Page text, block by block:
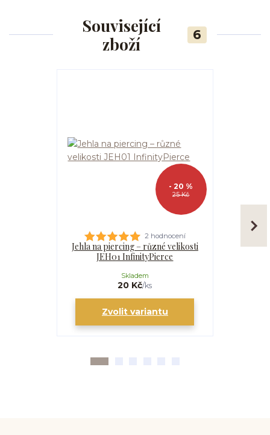
Související
zboží
6
25 Kč
- 20 %
2 hodnocení
Jehla na piercing – různé velikosti
JEH01 InfinityPierce
20 Kč/ks
Skladem
Zvolit variantu